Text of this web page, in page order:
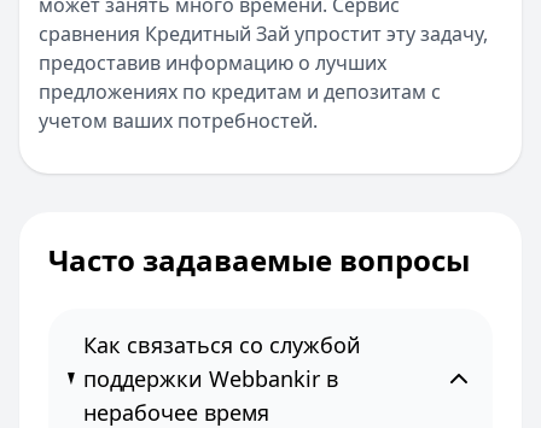
сравнения Кредитный Зай упростит эту задачу,
предоставив информацию о лучших
предложениях по кредитам и депозитам с
учетом ваших потребностей.
Часто задаваемые вопросы
Как связаться со службой
поддержки Webbankir в
нерабочее время